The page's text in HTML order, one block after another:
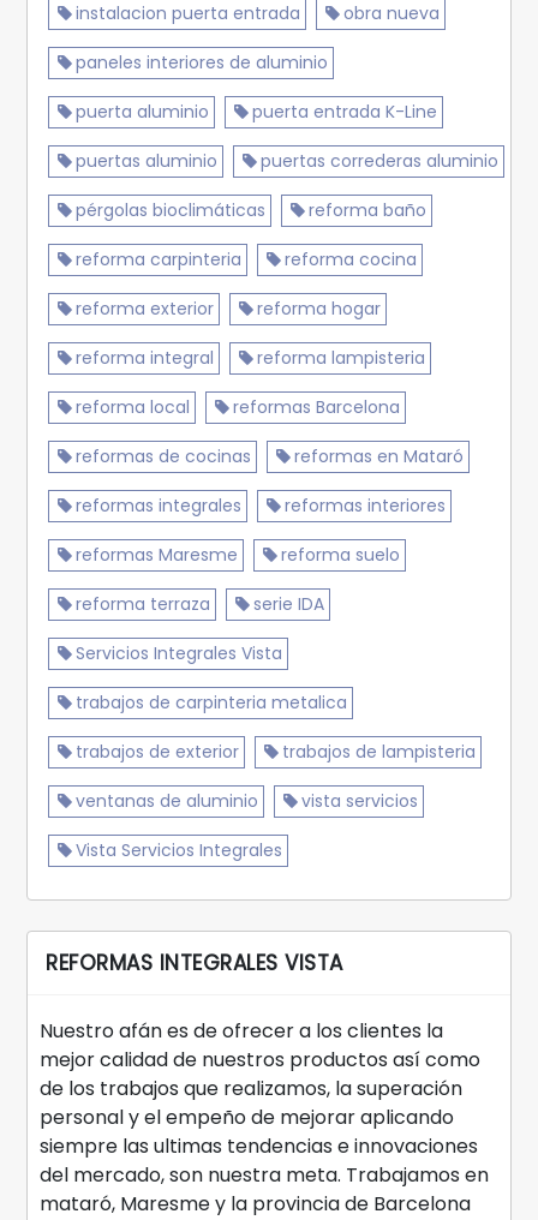
instalacion puerta entrada obra nueva
paneles interiores de aluminio
puerta aluminio puerta entrada K-Line
puertas aluminio puertas correderas aluminio
pérgolas bioclimáticas reforma baño
reforma carpinteria reforma cocina
reforma exterior reforma hogar
reforma integral reforma lampisteria
reforma local reformas Barcelona
reformas de cocinas reformas en Mataró
reformas integrales reformas interiores
reformas Maresme reforma suelo
reforma terraza serie IDA
Servicios Integrales Vista
trabajos de carpinteria metalica
trabajos de exterior trabajos de lampisteria
ventanas de aluminio vista servicios
Vista Servicios Integrales
REFORMAS INTEGRALES VISTA
Nuestro afán es de ofrecer a los clientes la
mejor calidad de nuestros productos así como
de los trabajos que realizamos, la superación
personal y el empeño de mejorar aplicando
siempre las ultimas tendencias e innovaciones
del mercado, son nuestra meta. Trabajamos en
mataró, Maresme y la provincia de Barcelona